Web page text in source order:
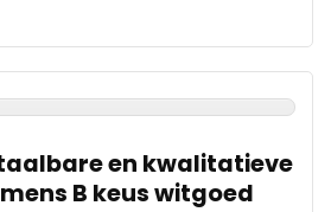
en kwalitatieve
B keus witgoed